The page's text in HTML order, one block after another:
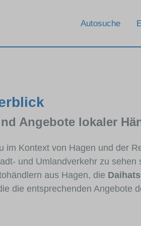
Autosuche
Angebote lokaler
im Kontext von Hagen und der
und Umlandverkehr zu
aus Hagen, die
die entsprechenden Angebote